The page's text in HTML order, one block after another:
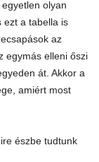
olyan
ezt a tabella is
az
egymás elleni őszi
át. Akkor a
amiért most
észbe tudtunk